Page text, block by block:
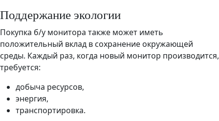
Поддержание экологии
Покупка б/у монитора также может иметь
положительный вклад в сохранение окружающей
среды. Каждый раз, когда новый монитор производится,
требуется:
добыча ресурсов,
энергия,
транспортировка.